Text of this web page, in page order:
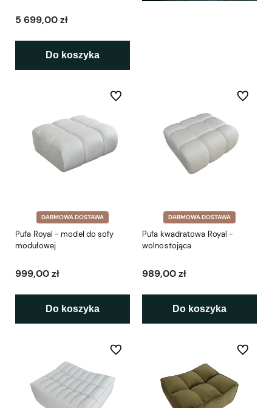
5 699,00 zł
Do koszyka
DARMOWA DOSTAWA
Pufa Royal - model do sofy
modułowej
999,00 zł
Do koszyka
Do ulubionych
DARMOWA DOSTAWA
Pufa kwadratowa Royal -
wolnostojąca
989,00 zł
Do koszyka
Do
Do ulubionych Do